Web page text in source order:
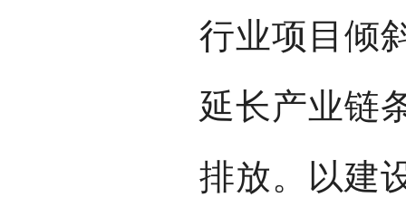
行业项目倾
延长产业链
排放。以建